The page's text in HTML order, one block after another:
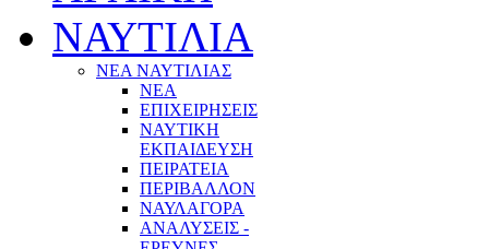
ΝΑΥΤΙΛΙΑ
ΝΕΑ ΝΑΥΤΙΛΙΑΣ
ΝΕΑ
ΕΠΙΧΕΙΡΗΣΕΙΣ
ΝΑΥΤΙΚΗ
ΕΚΠΑΙΔΕΥΣΗ
ΠΕΙΡΑΤΕΙΑ
ΠΕΡΙΒΑΛΛΟΝ
ΝΑΥΛΑΓΟΡΑ
ΑΝΑΛΥΣΕΙΣ -